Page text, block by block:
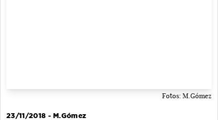
Fotos: M.Gómez
23/11/2018 - M.Gómez